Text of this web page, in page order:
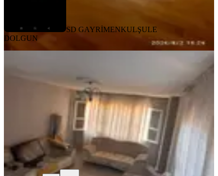
SD GAYRİMENKULŞULE
DOLGUN
Seyhan, Ziyapaşa Mahallesi
·130 m²·1. Kat·06.08.2026
10.000 ₺
Berfin Denk
Ara